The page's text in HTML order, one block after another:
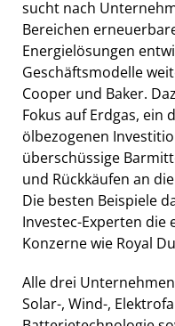
sucht nach
Bereichen
Energielösungen
Geschäftsmodelle
Cooper und Baker.
Fokus auf Erdgas, ein
ölbezogenen
überschüssige
und Rückkäufen an
Die besten Beispiele
Investec-Experten
Konzerne wie Royal
Alle drei
Solar-, Wind-,